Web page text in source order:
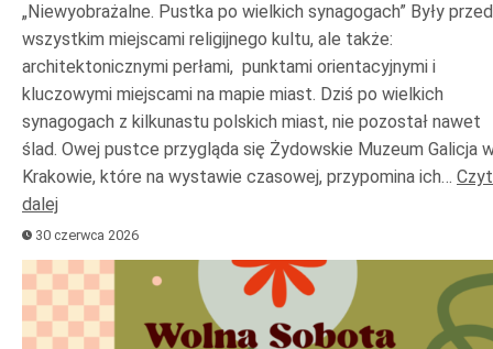
„Niewyobrażalne. Pustka po wielkich synagogach” Były
wszystkim miejscami religijnego kultu, ale także:
architektonicznymi perłami, punktami orientacyjnymi i
kluczowymi miejscami na mapie miast. Dziś po wielkich
synagogach z kilkunastu polskich miast, nie pozostał nawet
ślad. Owej pustce przygląda się Żydowskie Muzeum Galicja
Krakowie, które na wystawie czasowej, przypomina ich…
dalej
30 czerwca 2026
Odtwarzacz
plików
dźwiękowych